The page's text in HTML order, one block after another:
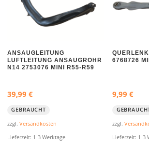
ANSAUGLEITUNG
LUFTLEITUNG ANSAUGROHR
N14 2753076 MINI R55-R59
39,99 €
GEBRAUCHT
zzgl. Versandkosten
Lieferzeit: 1-3 Werktage
6768726
9,99€
zzgl.
Lieferzeit: 1-3